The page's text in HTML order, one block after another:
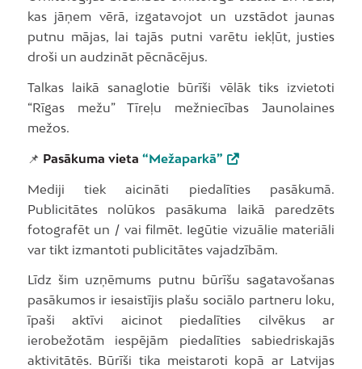
kas jāņem vērā, izgatavojot un uzstādot jaunas
putnu mājas, lai tajās putni varētu iekļūt, justies
droši un audzināt pēcnācējus.
Talkas laikā sanaglotie būrīši vēlāk tiks izvietoti
“Rīgas mežu” Tīreļu mežniecības Jaunolaines
mežos.
📌 Pasākuma vieta “Mežaparkā”
Mediji tiek aicināti piedalīties pasākumā.
Publicitātes nolūkos pasākuma laikā paredzēts
fotografēt un / vai filmēt. Iegūtie vizuālie materiāli
var tikt izmantoti publicitātes vajadzībām.
Līdz šim uzņēmums putnu būrīšu sagatavošanas
pasākumos ir iesaistījis plašu sociālo partneru loku,
īpaši aktīvi aicinot piedalīties cilvēkus ar
ierobežotām iespējām piedalīties sabiedriskajās
aktivitātēs. Būrīši tika meistaroti kopā ar Latvijas